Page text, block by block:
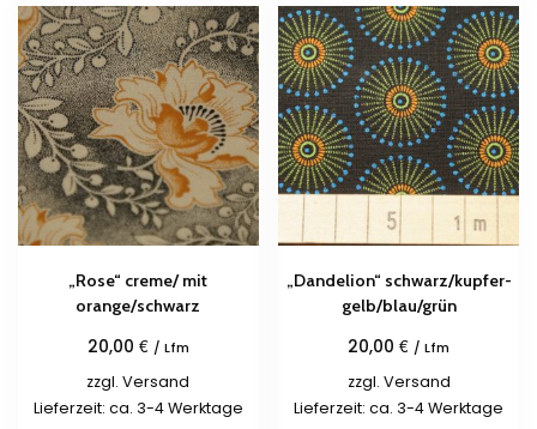
„Rose“ creme/ mit
orange/schwarz
20,00 € / Lfm
zzgl.Versand
Lieferzeit: ca. 3-4 Werktage
„Dandelion“ schwarz/kupfer-
gelb/blau/grün
20,00€ / Lfm
zzgl. Versand
Lieferzeit: ca. 3-4 Werktage